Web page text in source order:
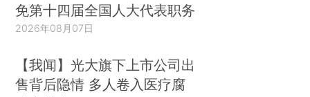
免第十四届全国人大代表职务
2026年08月07日
【我闻】光大旗下上市公司出
售背后隐情 多人卷入医疗腐